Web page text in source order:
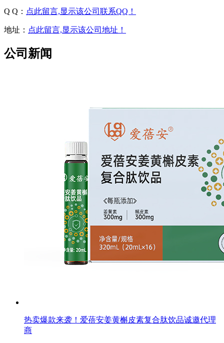
Q Q： 点此留言,显示该公司联系QQ！
地址： 点此留言,显示该公司地址！
公司新闻
热卖爆款来袭！爱蓓安姜黄槲皮素复合肽饮品诚邀代理
商